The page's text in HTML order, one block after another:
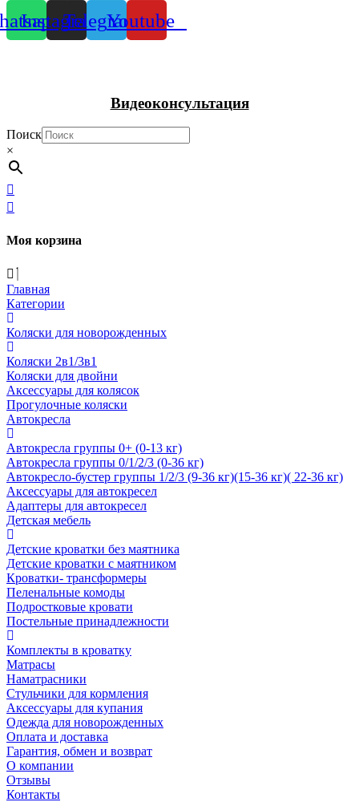
InstagramTelegramYoutube
Видеоконсультация
Поиск
×
Моя корзина
Главная
Категории
Коляски для новорожденных
Коляски 2в1/3в1
Коляски для двойни
Аксессуары для колясок
Прогулочные коляски
Автокресла
Автокресла группы 0+ (0-13 кг)
Автокресла группы 0/1/2/3 (0-36 кг)
Автокресло-бустер группы 1/2/3 (9-36 кг)(15-36 кг)( 22-36 кг)
Аксессуары для автокресел
Адаптеры для автокресел
Детская мебель
Детские кроватки без маятника
Детские кроватки с маятником
Кроватки- трансформеры
Пеленальные комоды
Подростковые кровати
Постельные принадлежности
Комплекты в кроватку
Матрасы
Наматрасники
Стульчики для кормления
Аксессуары для купания
Одежда для новорожденных
Оплата и доставка
Гарантия, обмен и возврат
О компании
Отзывы
Контакты